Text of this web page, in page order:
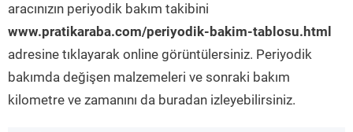
aracınızın periyodik bakım takibini
www.pratikaraba.com/periyodik-bakim-tablosu.html
adresine tıklayarak online görüntülersiniz. Periyodik
bakımda değişen malzemeleri ve sonraki bakım
kilometre ve zamanını da buradan izleyebilirsiniz.